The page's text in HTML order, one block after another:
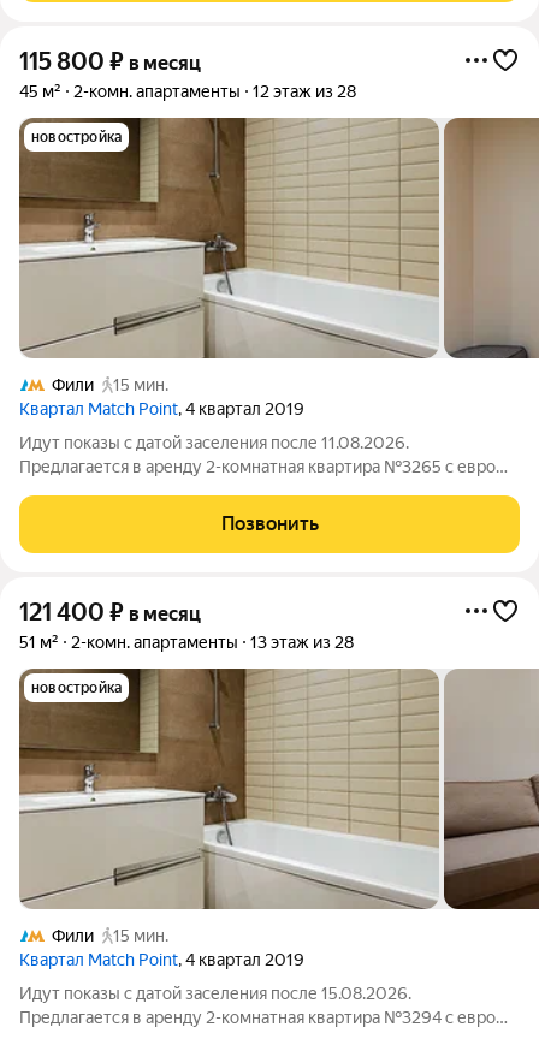
115 800 ₽ в месяц
45 м² 2-комн. апартаменты 12 этаж из 28
новостройка
Фили
15 мин.
Квартал Match Point, 4 квартал 2019
Идут показы с датой заселения после 11.08.2026.
Предлагается в аренду 2-комнатная квартира №3265 с евро
потолками площадью 45 м2, расположенная на двенадцатом
этаже нового арендного дома Матч Поинт.
Позвонить
121 400 ₽ в месяц
51 м² 2-комн. апартаменты 13 этаж из 28
новостройка
Фили
15 мин.
Квартал Match Point, 4 квартал 2019
Идут показы с датой заселения после 15.08.2026.
Предлагается в аренду 2-комнатная квартира №3294 с евро